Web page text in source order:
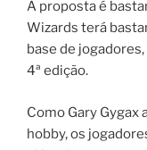
A proposta é
Wizards terá
base de
4ª edição.
Como Gary
hobby, os